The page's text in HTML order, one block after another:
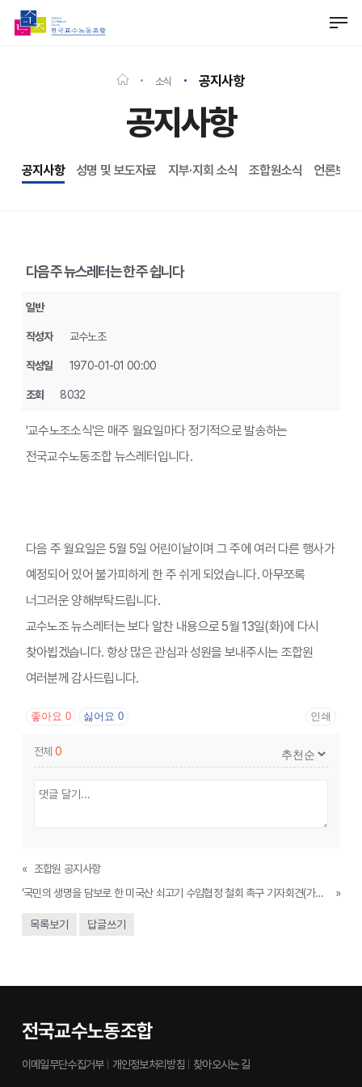
소식 공지사항
공지사항
공지사항 성명 및 보도자료 지부·지회 소식 조합원소식 언론보도
다음 주 뉴스레터는 한 주 쉽니다
일반
작성자 교수노조
작성일 1970-01-01 00:00
조회 8032
'교수노조소식'은 매주 월요일마다 정기적으로 발송하는
전국교수노동조합 뉴스레터입니다.
다음 주 월요일은 5월 5일 어린이날이며 그 주에 여러 다른 행사가
예정되어 있어 불가피하게 한 주 쉬게 되었습니다. 아무쪼록
너그러운 양해부탁드립니다.
교수노조 뉴스레터는 보다 알찬 내용으로 5월 13일(화)에 다시
찾아뵙겠습니다. 항상 많은 관심과 성원을 보내주시는 조합원
여러분께 감사드립니다.
좋아요 0 싫어요0 인쇄
전체 0
«
조합원 공지사항
‘국민의 생명을 담보로 한 미국산 쇠고기 수입협정 철회 촉구 기자회견(가안)’
»
목록보기 답글쓰기
전국교수노동조합
이메일무단수집거부 개인정보처리방침 찾아오시는 길